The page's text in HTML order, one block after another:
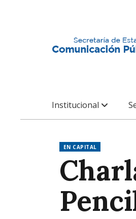
Institucional
EN CAPITAL